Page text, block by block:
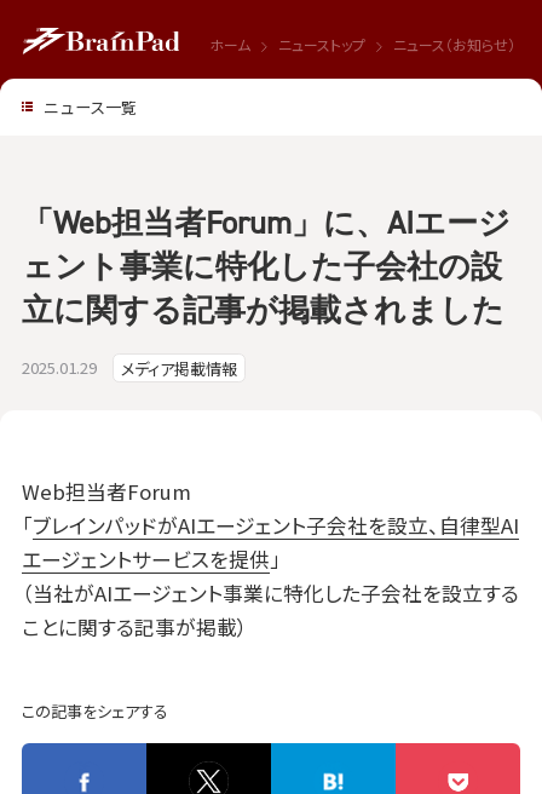
ホーム ニューストップ ニュース（お知らせ）
2025.01.29 メディア掲載情報
「Web担当者Forum」に、AIエージ
ェント事業に特化した子会社の設
立に関する記事が掲載されました
Web担当者Forum
「ブレインパッドがAIエージェント子会社を設立、自律型AI
エージェントサービスを提供」
（当社がAIエージェント事業に特化した子会社を設立する
ことに関する記事が掲載）
この記事をシェアする
ニュース一覧